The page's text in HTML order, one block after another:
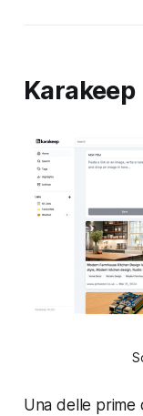
Karakeep
Una delle prime